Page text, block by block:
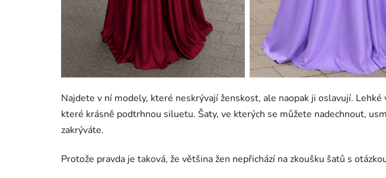
Najdete v ní modely, které neskrývají ženskost, ale naopak ji oslavují.
které krásně podtrhnou siluetu. Šaty, ve kterých se můžete nadechnout,
zakrýváte.
Protože pravda je taková, že většina žen nepřichází na zkoušku šatů s